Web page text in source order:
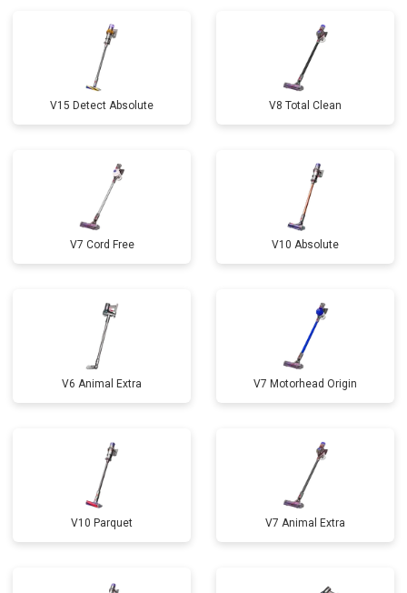
V15 Detect Absolute V8 Total Clean
V7 Cord Free V10 Absolute
V6 Animal Extra V7 Motorhead Origin
V10 Parquet V7 Animal Extra